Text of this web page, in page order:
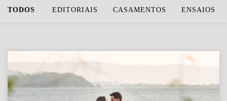
TODOS EDITORIAIS CASAMENTOS ENSAIOS